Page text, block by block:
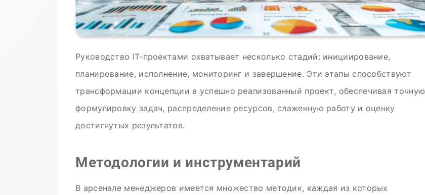
Руководство IT-проектами охватывает несколько стадий: инициирование,
планирование, исполнение, мониторинг и завершение. Эти этапы способствуют
трансформации концепции в успешно реализованный проект, обеспечивая точную
формулировку задач, распределение ресурсов, слаженную работу и оценку
достигнутых результатов.
Методологии и инструментарий
В арсенале менеджеров имеется множество методик, каждая из которых